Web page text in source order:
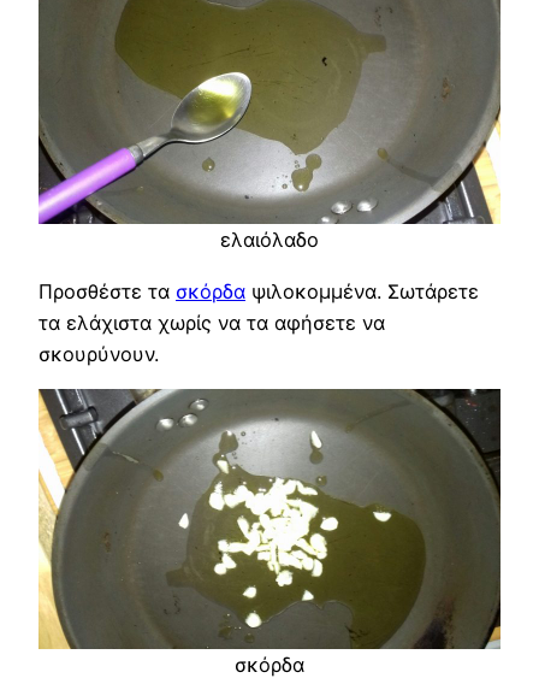
ελαιόλαδο
Προσθέστε τα σκόρδα ψιλοκομμένα. Σωτάρετε
τα ελάχιστα χωρίς να τα αφήσετε να
σκουρύνουν.
σκόρδα